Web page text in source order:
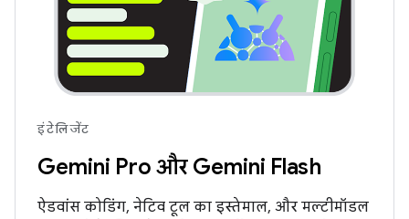
इंटेलिजेंट
Gemini Pro और Gemini Flash
ऐडवांस कोडिंग, नेटिव टूल का इस्तेमाल, और मल्टीमॉडल